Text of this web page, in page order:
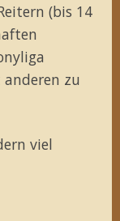
(bis 14
zu
viel